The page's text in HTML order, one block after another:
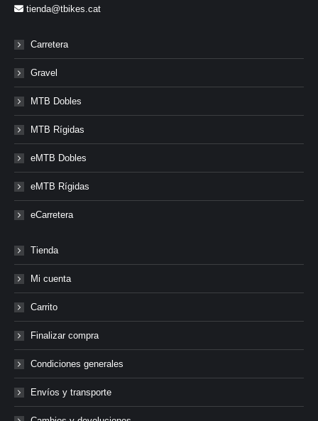
tienda@tbikes.cat
Carretera
Gravel
MTB Dobles
MTB Rígidas
eMTB Dobles
eMTB Rígidas
eCarretera
Tienda
Mi cuenta
Carrito
Finalizar compra
Condiciones generales
Envíos y transporte